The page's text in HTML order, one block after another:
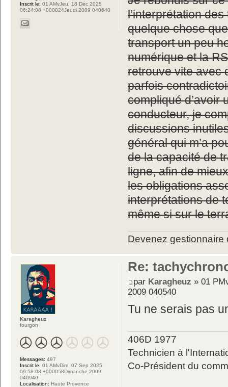
l’interprétation
quelque chose
transport un peu
numérique et la
retrouve vite avec
parfois
compliqué d’avoir
conducteur, je
discussions
général qui m’a
de la capacité de
ligne, afin de
les obligations
interprétations de
même si sur le
Devenez gestionnaire
Inscrit le: 01 AMvJeu, 18 Déc 2025
06:24:08 +000024Jeudi 2009 040640
Re:
par Karagheuz » 01
2009 040540
Tu ne serais pas
406D 1977
Technicien à
Co-Président du
Karagheuz
fourgon
Messages: 497
Inscrit le: 01 AMvDim, 07 Sep 2025
09:58:08 +000058Dimanche 2009
040940
Localisation: Haute Provence